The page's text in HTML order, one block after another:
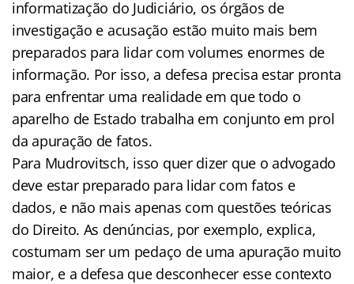
informatização do Judiciário, os órgãos de
investigação e acusação estão muito mais bem
preparados para lidar com volumes enormes de
informação. Por isso, a defesa precisa estar pronta
para enfrentar uma realidade em que todo o
aparelho de Estado trabalha em conjunto em prol
da apuração de fatos.
Para Mudrovitsch, isso quer dizer que o advogado
deve estar preparado para lidar com fatos e
dados, e não mais apenas com questões teóricas
do Direito. As denúncias, por exemplo, explica,
costumam ser um pedaço de uma apuração muito
maior, e a defesa que desconhecer esse contexto